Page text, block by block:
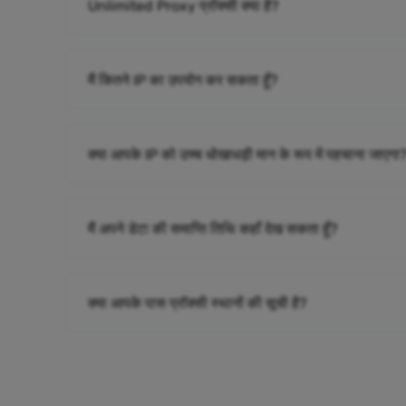
Unlimited Proxy प्रॉक्सी क्या है?
मैं कितने IP का उपयोग कर सकता हूँ?
क्या आपके IP को उच्च धोखाधड़ी मान के रूप में पहचाना
मैं अपने डेटा की समाप्ति तिथि कहाँ देख सकता हूँ?
क्या आपके पास प्रॉक्सी स्थानों की सूची है?